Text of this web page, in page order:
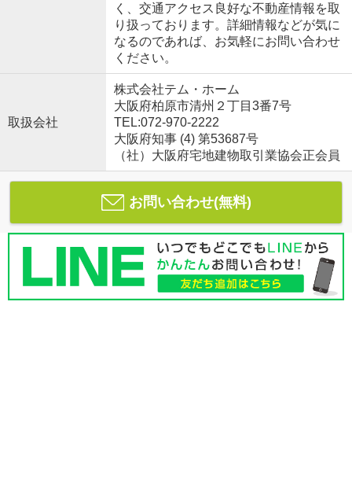
く、交通アクセス良好な不動産情報を取
り扱っております。詳細情報などが気に
なるのであれば、お気軽にお問い合わせ
ください。
取扱会社
株式会社テム・ホーム
大阪府柏原市清州２丁目3番7号
TEL:072-970-2222
大阪府知事 (4) 第53687号
（社）大阪府宅地建物取引業協会正会員
お問い合わせ(無料)